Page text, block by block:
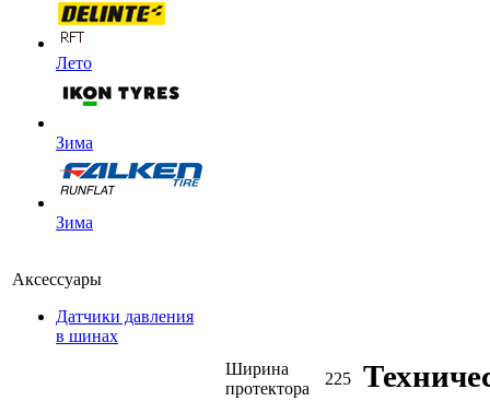
Лето
Зима
Зима
Аксессуары
Датчики давления
в шинах
Ширина
протектора
225